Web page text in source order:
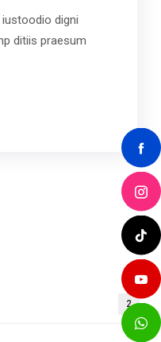
digni
ditiis praesum
2